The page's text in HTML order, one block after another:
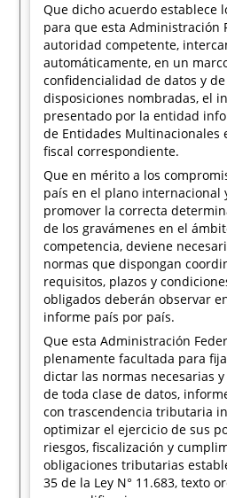
Que dicho acuerdo establece
para que esta Administración
autoridad competente,
automáticamente, en un
confidencialidad de datos y
disposiciones nombradas, el
presentado por la entidad
de Entidades Multinacionales
fiscal correspondiente.
Que en mérito a los
país en el plano internacional
promover la correcta
de los gravámenes en el
competencia, deviene
normas que dispongan
requisitos, plazos y
obligados deberán observar
informe país por país.
Que esta Administración
plenamente facultada para
dictar las normas necesarias
de toda clase de datos,
con trascendencia tributaria
optimizar el ejercicio de sus
riesgos, fiscalización y
obligaciones tributarias
35 de la Ley N° 11.683, texto